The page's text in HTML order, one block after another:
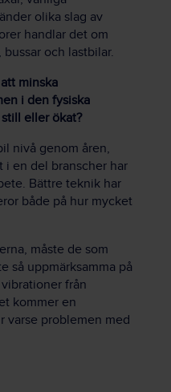
olika slag av
handlar det om
och lastbilar.
minska
i den fysiska
eller ökat?
nivå genom åren,
i en del branscher har
Bättre teknik har
både på hur mycket
måste de som
så uppmärksamma på
från
kommer en
varse problemen med